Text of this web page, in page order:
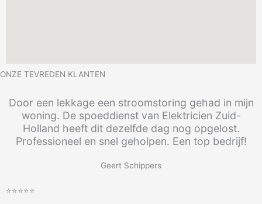
ONZE TEVREDEN KLANTEN
Door een lekkage een stroomstoring gehad in mijn
woning. De spoeddienst van Elektricien Zuid-
Holland heeft dit dezelfde dag nog opgelost.
Professioneel en snel geholpen. Een top bedrijf!
Geert Schippers
⭐⭐⭐⭐⭐